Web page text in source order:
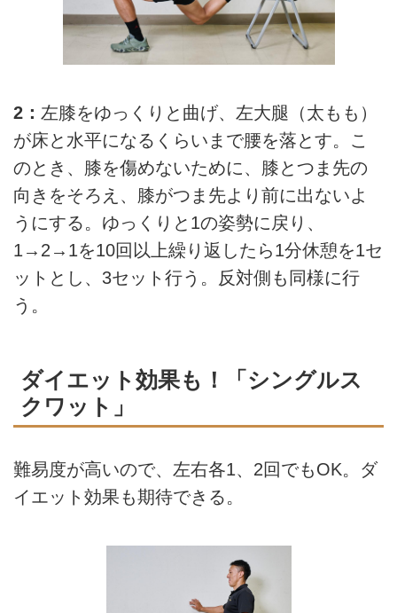
2： 左膝をゆっくりと曲げ、左大腿（太もも）
が床と水平になるくらいまで腰を落とす。こ
のとき、膝を傷めないために、膝とつま先の
向きをそろえ、膝がつま先より前に出ないよ
うにする。ゆっくりと1の姿勢に戻り、
1→2→1を10回以上繰り返したら1分休憩を1セ
ットとし、3セット行う。反対側も同様に行
う。
ダイエット効果も！「シングルス
クワット」
難易度が高いので、左右各1、2回でもOK。ダ
イエット効果も期待できる。